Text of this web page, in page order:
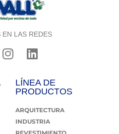
EN LAS REDES
LÍNEA DE
PRODUCTOS
ARQUITECTURA
INDUSTRIA